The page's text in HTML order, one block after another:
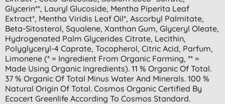
Glycerin**, Lauryl Glucoside, Mentha Piperita Leaf
Extract*, Mentha Viridis Leaf Oil*, Ascorbyl Palmitate,
Beta-Sitosterol, Squalene, Xanthan Gum, Glyceryl Oleate,
Hydrogenated Palm Glycerides Citrate, Lecithin,
Polyglyceryl-4 Caprate, Tocopherol, Citric Acid, Parfum,
Limonene (* = Ingredient From Organic Farming, ** =
Made Using Organic Ingredients). 11 % Organic Of Total.
37 % Organic Of Total Minus Water And Minerals. 100 %
Natural Origin Of Total. Cosmos Organic Certified By
Ecocert Greenlife According To Cosmos Standard.